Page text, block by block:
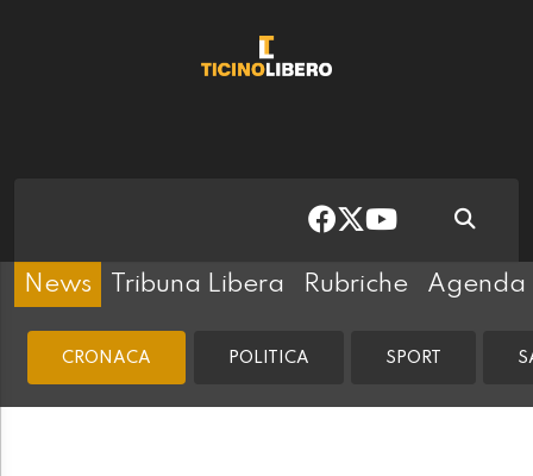
News Tribuna Libera Rubriche Agenda
CRONACA POLITICA SPORT